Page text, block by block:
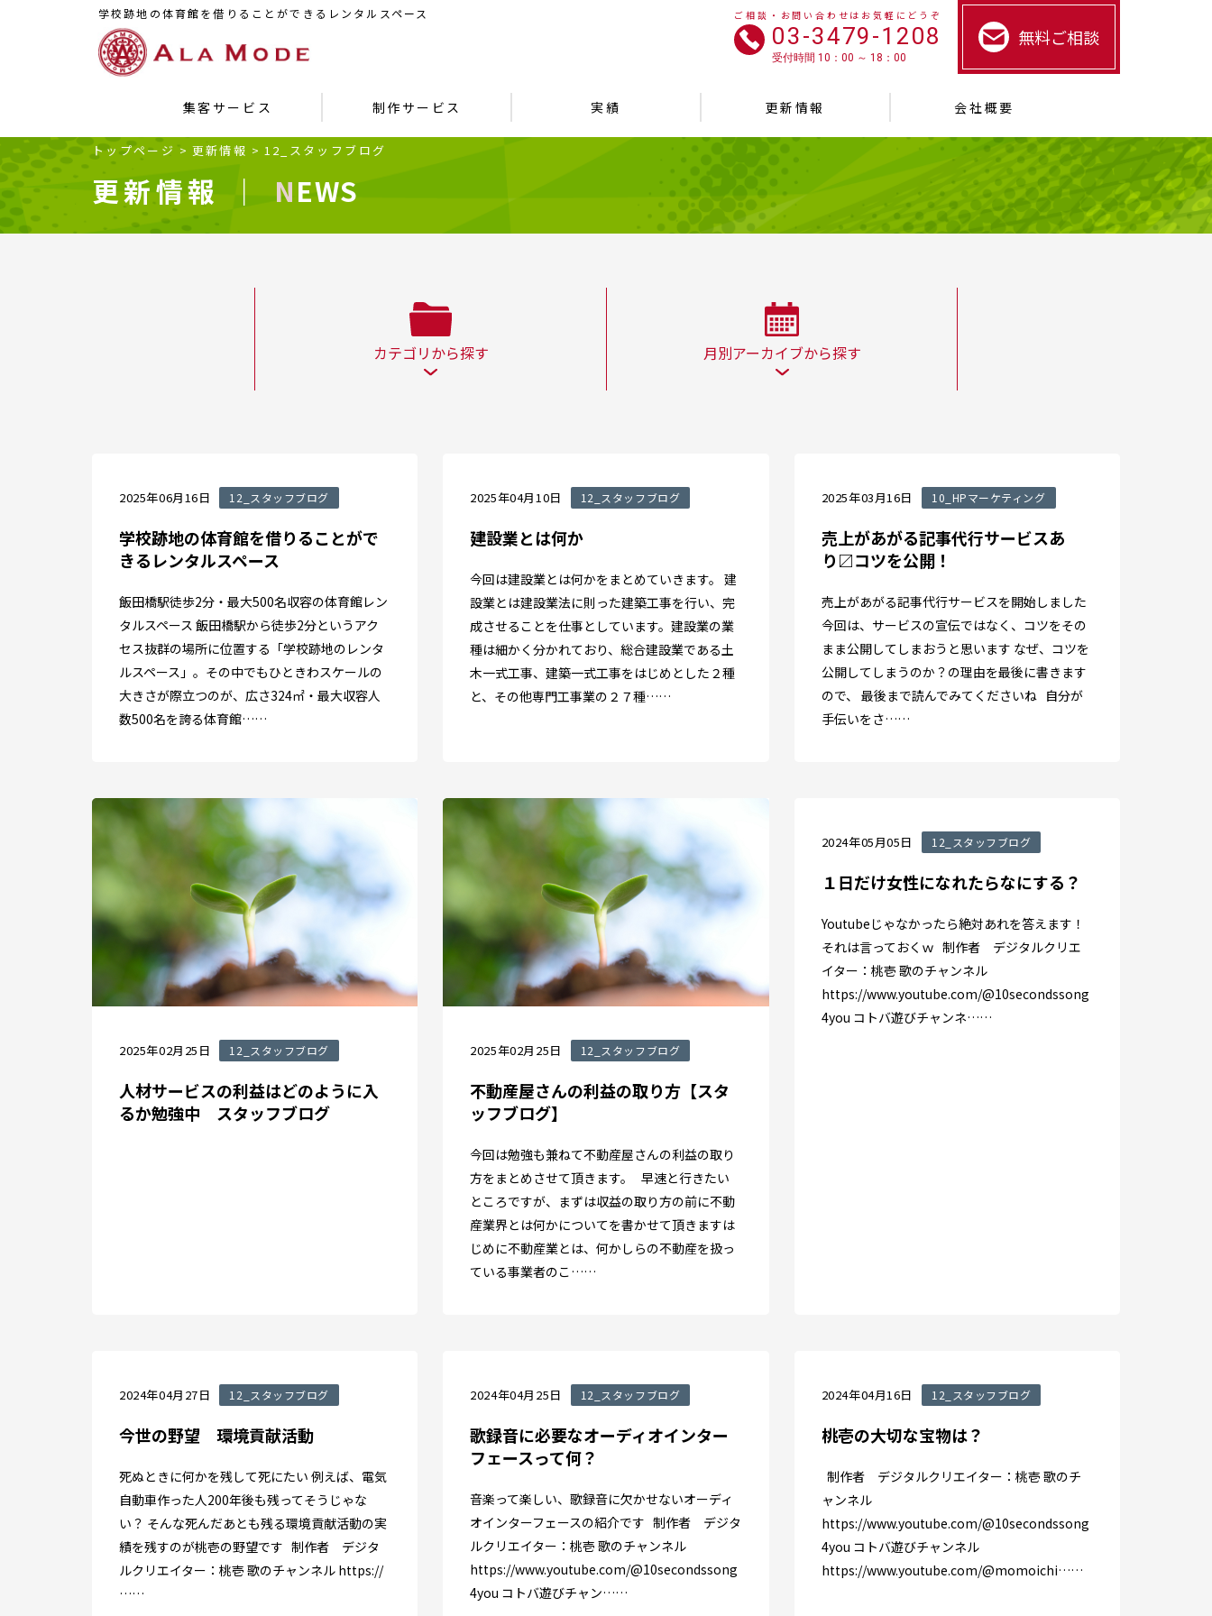
学校跡地の体育館を借りることができるレンタルスペース ご相談・お問い合わせはお気軽にどうぞ
03-3479-1208
受付時間 10：00 ～ 18：00
無料ご相談
集客サービス 制作サービス 実績 更新情報 会社概要
トップページ > 更新情報 > 12_スタッフブログ
更新情報 ｜ NEWS
カテゴリから探す 月別アーカイブから探す
2025年06月16日 12_スタッフブログ
学校跡地の体育館を借りることがで
きるレンタルスペース
飯田橋駅徒歩2分・最大500名収容の体育館レン
タルスペース 飯田橋駅から徒歩2分というアク
セス抜群の場所に位置する「学校跡地のレンタ
ルスペース」。その中でもひときわスケールの
大きさが際立つのが、広さ324㎡・最大収容人
数500名を誇る体育館……
2025年04月10日 12_スタッフブログ
建設業とは何か
今回は建設業とは何かをまとめていきます。 建
設業とは建設業法に則った建築工事を行い、完
成させることを仕事としています。建設業の業
種は細かく分かれており、総合建設業である土
木一式工事、建築一式工事をはじめとした２種
と、その他専門工事業の２７種……
2025年03月16日 10_HPマーケティング
売上があがる記事代行サービスあ
り〼コツを公開！
売上があがる記事代行サービスを開始しました
今回は、サービスの宣伝ではなく、コツをその
まま公開してしまおうと思います なぜ、コツを
公開してしまうのか？の理由を最後に書きます
ので、 最後まで読んでみてくださいね 自分が
手伝いをさ……
2025年02月25日 12_スタッフブログ
人材サービスの利益はどのように入
るか勉強中 スタッフブログ
2025年02月25日 12_スタッフブログ
不動産屋さんの利益の取り方【スタ
ッフブログ】
今回は勉強も兼ねて不動産屋さんの利益の取り
方をまとめさせて頂きます。 早速と行きたい
ところですが、まずは収益の取り方の前に不動
産業界とは何かについてを書かせて頂きますは
じめに不動産業とは、何かしらの不動産を扱っ
ている事業者のこ……
2024年05月05日 12_スタッフブログ
１日だけ女性になれたらなにする？
Youtubeじゃなかったら絶対あれを答えます！
それは言っておくｗ 制作者 デジタルクリエ
イター：桃壱 歌のチャンネル
https://www.youtube.com/@10secondssong
4you コトバ遊びチャンネ……
2024年04月27日 12_スタッフブログ
今世の野望 環境貢献活動
死ぬときに何かを残して死にたい 例えば、電気
自動車作った人200年後も残ってそうじゃな
い？ そんな死んだあとも残る環境貢献活動の実
績を残すのが桃壱の野望です 制作者 デジタ
ルクリエイター：桃壱 歌のチャンネル https://
……
2024年04月25日 12_スタッフブログ
歌録音に必要なオーディオインター
フェースって何？
音楽って楽しい、歌録音に欠かせないオーディ
オインターフェースの紹介です 制作者 デジタ
ルクリエイター：桃壱 歌のチャンネル
https://www.youtube.com/@10secondssong
4you コトバ遊びチャン……
2024年04月16日 12_スタッフブログ
桃壱の大切な宝物は？
制作者 デジタルクリエイター：桃壱 歌のチ
ャンネル
https://www.youtube.com/@10secondssong
4you コトバ遊びチャンネル
https://www.youtube.com/@momoichi……